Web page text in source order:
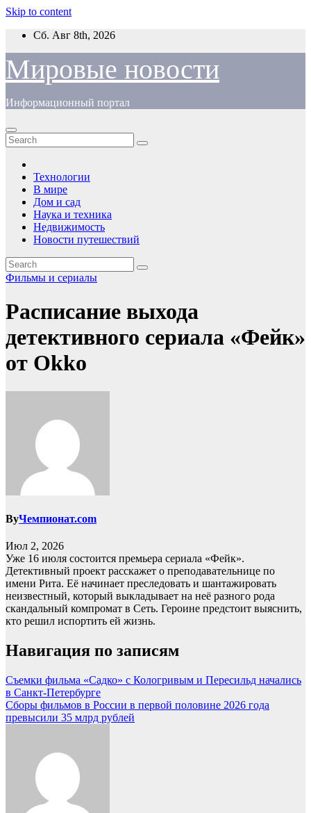
Skip to content
Сб. Авг 8th, 2026
Мировые новости
Информационный портал
Технологии
В мире
Дом и сад
Наука и техника
Недвижимость
Новости путешествий
Фильмы и сериалы
Расписание выхода
детективного сериала «Фейк»
от Okko
ByЧемпионат.com
Июл 2, 2026
Уже 16 июля состоится премьера сериала «Фейк».
Детективный проект расскажет о преподавательнице по
имени Рита. Её начинает преследовать и шантажировать
неизвестный, который выкладывает на неё разного рода
скандальный компромат в Сеть. Героине предстоит выяснить,
кто решил испортить ей жизнь.
Навигация по записям
Съемки фильма «Садко» с Кологривым и Пересильд начались
в Санкт-Петербурге
Сборы фильмов в России в первой половине 2026 года
превысили 35 млрд рублей